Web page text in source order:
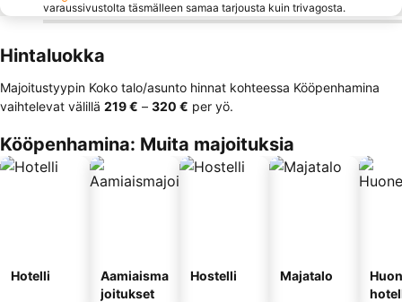
varaussivustolta täsmälleen samaa tarjousta kuin trivagosta.
Hintaluokka
Majoitustyypin Koko talo/asunto hinnat kohteessa Kööpenhamina
vaihtelevat välillä ‎219 € – ‎320 € per yö.
Kööpenhamina: Muita majoituksia
Hotelli
Aamiaisma
joitukset
Hostelli Majatalo